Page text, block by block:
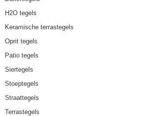
H2O tegels
Keramische terrastegels
Oprit tegels
Patio tegels
Siertegels
Stoeptegels
Straattegels
Terrastegels